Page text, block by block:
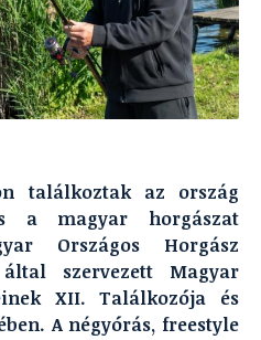
találkoztak az ország
a magyar horgászat
Országos Horgász
által szervezett Magyar
XII. Találkozója és
A négyórás, freestyle